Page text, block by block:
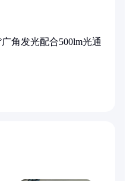
角发光配合500lm光通